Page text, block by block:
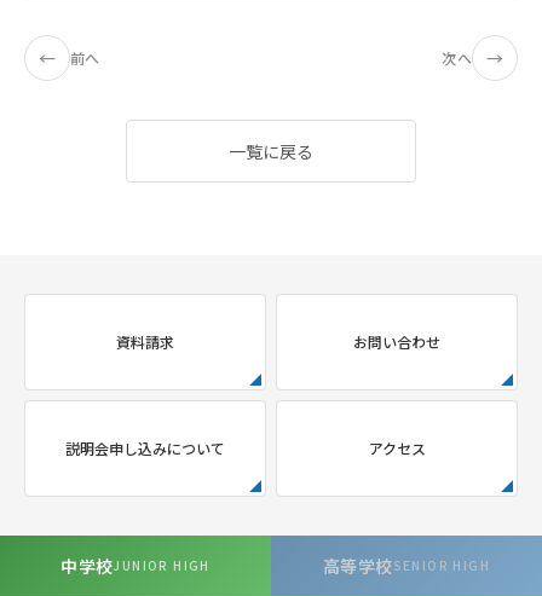
← 前へ 次へ →
一覧に戻る
資料請求 お問い合わせ
説明会申し込みについて アクセス
中学校JUNIOR HIGH 高等学校SENIOR HIGH